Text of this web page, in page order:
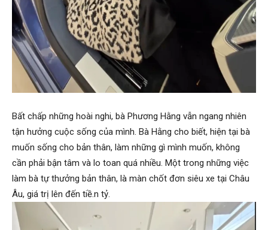
Bất chấp những hoài nghi, bà Phương Hằng vẫn ngang nhiên
tận hưởng cuộc sống của mình. Bà Hằng cho biết, hiện tại bà
muốn sống cho bản thân, làm những gì mình muốn, không
cần phải bận tâm và lo toan quá nhiều. Một trong những việc
làm bà tự thưởng bản thân, là màn chốt đơn siêu xe tại Châu
Âu, giá trị lên đến tiề.n tỷ.